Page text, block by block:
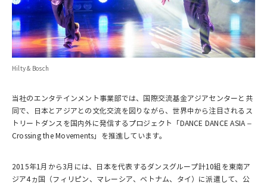
Hilty & Bosch
当社のエンタテインメント事業部では、国際交流基金アジアセンターと共
同で、日本とアジアとの文化交流を図りながら、世界中から注目されるス
トリートダンスを国内外に発信するプロジェクト「DANCE DANCE ASIA –
Crossing the Movements」を推進しています。
2015年1月から3月には、日本を代表するダンスグループ計10組を東南ア
ジア4ヵ国（フィリピン、マレーシア、ベトナム、タイ）に派遣して、公